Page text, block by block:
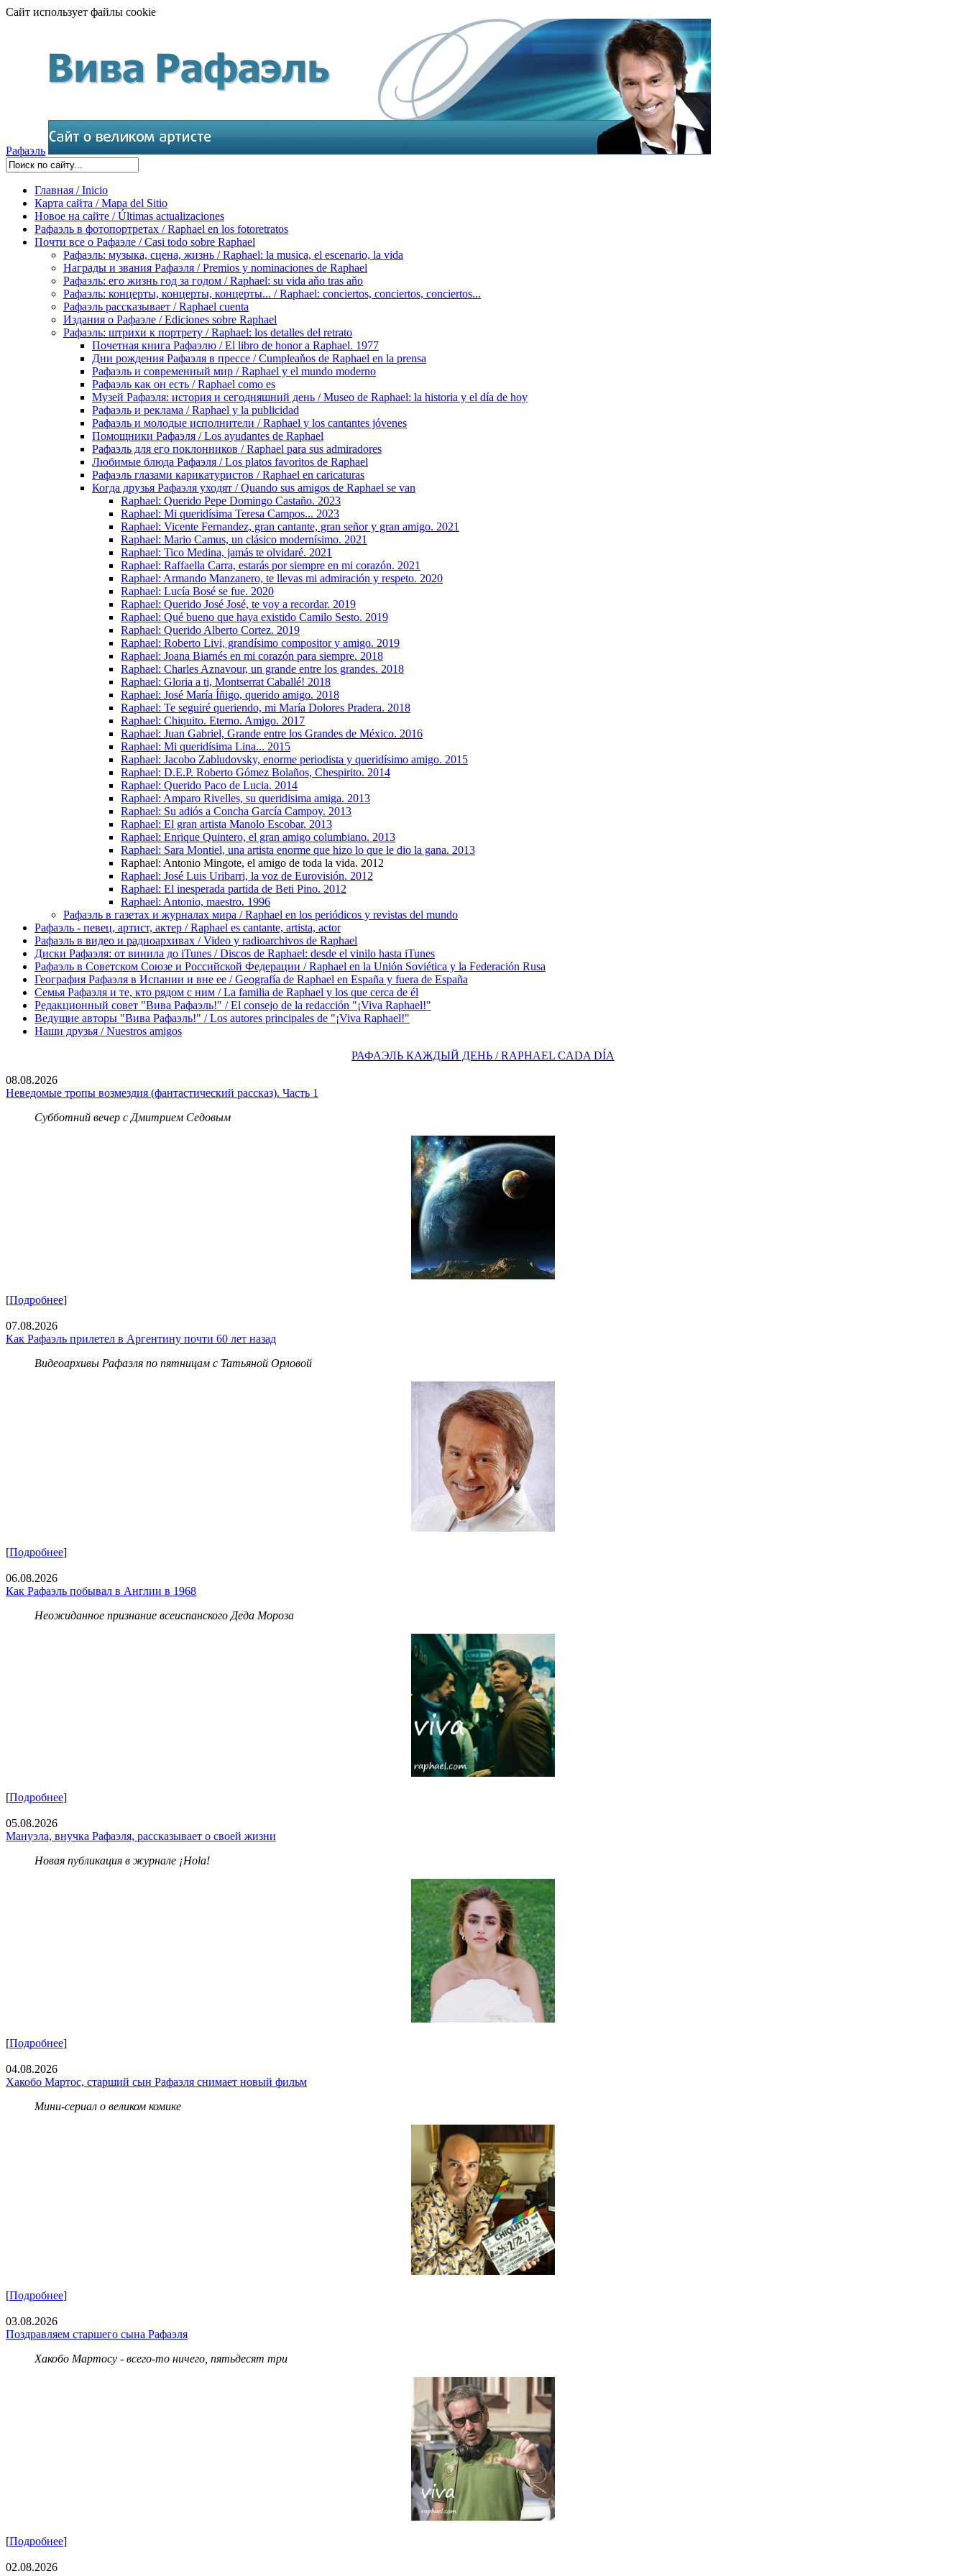
Сайт использует файлы cookie
Рафаэль
Главная / Inicio
Карта сайта / Mapa del Sitio
Новое на сайте / Últimas actualizaciones
Рафаэль в фотопортретах / Raphael en los fotoretratos
Почти все о Рафаэле / Casi todo sobre Raphael
Рафаэль: музыка, сцена, жизнь / Raphael: la musica, el escenario, la vida
Награды и звания Рафаэля / Premios y nominaciones de Raphael
Рафаэль: его жизнь год за годом / Raphael: su vida aňo tras aňo
Рафаэль: концерты, концерты, концерты... / Raphael: conciertos, сonciertos, сonciertos...
Рафаэль рассказывает / Raphael cuenta
Издания о Рафаэле / Ediciones sobre Raphael
Рафаэль: штрихи к портрету / Raphael: los detalles del retrato
Почетная книга Рафаэлю / El libro de honor a Raphael. 1977
Дни рождения Рафаэля в прессе / Cumpleaňos de Raphael en la prensa
Рафаэль и современный мир / Raphael y el mundo moderno
Рафаэль как он есть / Raphael como es
Музей Рафаэля: история и сегодняшний день / Museo de Raphael: la historia y el día de hoy
Рафаэль и реклама / Raphael y la publicidad
Рафаэль и молодые исполнители / Raphael y los cantantes jóvenes
Помощники Рафаэля / Los ayudantes de Raphael
Рафаэль для его поклонников / Raphael para sus admiradores
Любимые блюда Рафаэля / Los platos favoritos de Raphael
Рафаэль глазами карикатуристов / Raphael en caricaturas
Когда друзья Рафаэля уходят / Quando sus amigos de Raphael se van
Raphael: Querido Pepe Domingo Castaño. 2023
Raphael: Mi queridísima Teresa Campos... 2023
Raphael: Vicente Fernandez, gran cantante, gran señor y gran amigo. 2021
Raphael: Mario Camus, un clásico modernísimo. 2021
Raphael: Tico Medina, jamás te olvidaré. 2021
Raphael: Raffaella Carra, estarás por siempre en mi corazón. 2021
Raphael: Armando Manzanero, te llevas mi admiración y respeto. 2020
Raphael: Lucía Bosé se fue. 2020
Raphael: Querido José José, te voy a recordar. 2019
Raphael: Qué bueno que haya existido Camilo Sesto. 2019
Raphael: Querido Alberto Cortez. 2019
Raphael: Roberto Livi, grandísimo compositor y amigo. 2019
Raphael: Joana Biarnés en mi corazón para siempre. 2018
Raphael: Charles Aznavour, un grande entre los grandes. 2018
Raphael: Gloria a ti, Montserrat Caballé! 2018
Raphael: José María Íñigo, querido amigo. 2018
Raphael: Te seguiré queriendo, mi María Dolores Pradera. 2018
Raphael: Chiquito. Eterno. Amigo. 2017
Raphael: Juan Gabriel, Grande entre los Grandes de México. 2016
Raphael: Mi queridísima Lina... 2015
Raphael: Jacobo Zabludovsky, enorme periodista y queridísimo amigo. 2015
Raphael: D.E.P. Roberto Gómez Bolaños, Chespirito. 2014
Raphael: Querido Paco de Lucia. 2014
Raphael: Amparo Rivelles, su queridisima amiga. 2013
Raphael: Su adiós a Concha García Campoy. 2013
Raphael: El gran artista Manolo Escobar. 2013
Raphael: Enrique Quintero, el gran amigo columbiano. 2013
Raphael: Sara Montiel, una artista enorme que hizo lo que le dio la gana. 2013
Raphael: Antonio Mingote, el amigo de toda la vida. 2012
Raphael: José Luis Uribarri, la voz de Eurovisión. 2012
Raphael: El inesperada partida de Beti Pino. 2012
Raphael: Antonio, maestro. 1996
Рафаэль в газетах и журналах мира / Raphael en los periódicos y revistas del mundo
Рафаэль - певец, артист, актер / Raphael es cantante, artista, actor
Рафаэль в видео и радиоархивах / Video y radioarchivos de Raphael
Диски Рафаэля: от винила до iTunes / Discos de Raphael: desde el vinilo hasta iTunes
Рафаэль в Советском Союзе и Российской Федерации / Raphael en la Unión Soviética y la Federación Rusa
География Рафаэля в Испании и вне ее / Geografía de Raphael en España y fuera de España
Семья Рафаэля и те, кто рядом с ним / La familia de Raphael y los que cerca de él
Редакционный совет "Вива Рафаэль!" / El consejo de la redacción "¡Viva Raphael!"
Ведущие авторы "Вива Рафаэль!" / Los autores principales de "¡Viva Raphael!"
Наши друзья / Nuestros amigos
РАФАЭЛЬ КАЖДЫЙ ДЕНЬ / RAPHAEL CADA DÍA
08.08.2026
Неведомые тропы возмездия (фантастический рассказ). Часть 1
Субботний вечер с Дмитрием Седовым
[Подробнее]
07.08.2026
Как Рафаэль прилетел в Аргентину почти 60 лет назад
Видеоархивы Рафаэля по пятницам с Татьяной Орловой
[Подробнее]
06.08.2026
Как Рафаэль побывал в Англии в 1968
Неожиданное признание всеиспанского Деда Мороза
[Подробнее]
05.08.2026
Мануэла, внучка Рафаэля, рассказывает о своей жизни
Новая публикация в журнале ¡Hola!
[Подробнее]
04.08.2026
Хакобо Мартос, старший сын Рафаэля снимает новый фильм
Мини-сериал о великом комике
[Подробнее]
03.08.2026
Поздравляем старшего сына Рафаэля
Хакобо Мартосу - всего-то ничего, пятьдесят три
[Подробнее]
02.08.2026